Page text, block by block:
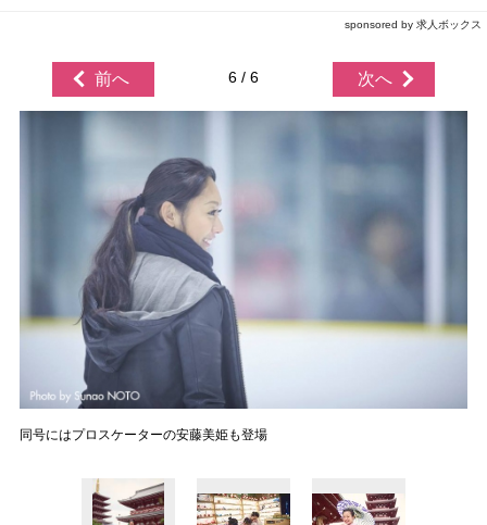
sponsored by 求人ボックス
前へ 6 / 6 次へ
同号にはプロスケーターの安藤美姫も登場